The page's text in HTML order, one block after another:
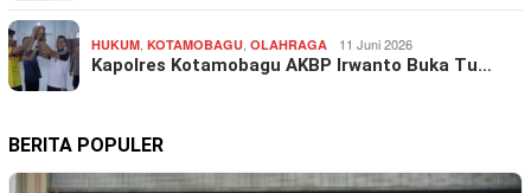
HUKUM KOTAMOBAGU OLAHRAGA 11 Juni 2026
Kapolres Kotamobagu AKBP Irwanto Buka Tu…
BERITA POPULER